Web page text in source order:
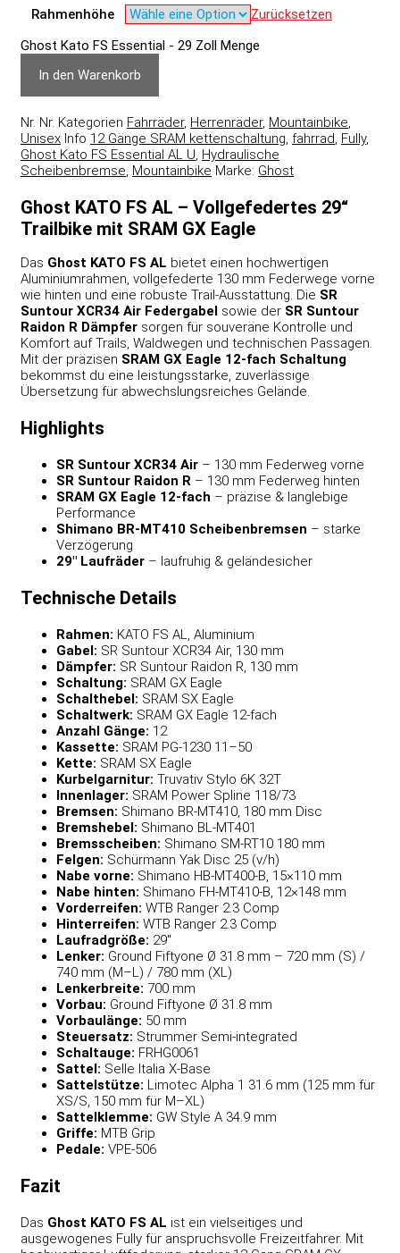
Rahmenhöhe
Zurücksetzen
Ghost Kato FS Essential - 29 Zoll Menge
In den Warenkorb
Nr. Nr. Kategorien Fahrräder, Herrenräder, Mountainbike,
Unisex Info 12 Gänge SRAM kettenschaltung, fahrrad, Fully,
Ghost Kato FS Essential AL U, Hydraulische
Scheibenbremse, Mountainbike Marke: Ghost
Ghost KATO FS AL – Vollgefedertes 29“
Trailbike mit SRAM GX Eagle
Das Ghost KATO FS AL bietet einen hochwertigen
Aluminiumrahmen, vollgefederte 130 mm Federwege vorne
wie hinten und eine robuste Trail-Ausstattung. Die SR
Suntour XCR34 Air Federgabel sowie der SR Suntour
Raidon R Dämpfer sorgen für souveräne Kontrolle und
Komfort auf Trails, Waldwegen und technischen Passagen.
Mit der präzisen SRAM GX Eagle 12-fach Schaltung
bekommst du eine leistungsstarke, zuverlässige
Übersetzung für abwechslungsreiches Gelände.
Highlights
SR Suntour XCR34 Air – 130 mm Federweg vorne
SR Suntour Raidon R – 130 mm Federweg hinten
SRAM GX Eagle 12-fach – präzise & langlebige
Performance
Shimano BR-MT410 Scheibenbremsen – starke
Verzögerung
29″ Laufräder – laufruhig & geländesicher
Technische Details
Rahmen: KATO FS AL, Aluminium
Gabel: SR Suntour XCR34 Air, 130 mm
Dämpfer: SR Suntour Raidon R, 130 mm
Schaltung: SRAM GX Eagle
Schalthebel: SRAM SX Eagle
Schaltwerk: SRAM GX Eagle 12-fach
Anzahl Gänge: 12
Kassette: SRAM PG-1230 11–50
Kette: SRAM SX Eagle
Kurbelgarnitur: Truvativ Stylo 6K 32T
Innenlager: SRAM Power Spline 118/73
Bremsen: Shimano BR-MT410, 180 mm Disc
Bremshebel: Shimano BL-MT401
Bremsscheiben: Shimano SM-RT10 180 mm
Felgen: Schürmann Yak Disc 25 (v/h)
Nabe vorne: Shimano HB-MT400-B, 15×110 mm
Nabe hinten: Shimano FH-MT410-B, 12×148 mm
Vorderreifen: WTB Ranger 2.3 Comp
Hinterreifen: WTB Ranger 2.3 Comp
Laufradgröße: 29″
Lenker: Ground Fiftyone Ø 31.8 mm – 720 mm (S) /
740 mm (M–L) / 780 mm (XL)
Lenkerbreite: 700 mm
Vorbau: Ground Fiftyone Ø 31.8 mm
Vorbaulänge: 50 mm
Steuersatz: Strummer Semi-integrated
Schaltauge: FRHG0061
Sattel: Selle Italia X-Base
Sattelstütze: Limotec Alpha 1 31.6 mm (125 mm für
XS/S, 150 mm für M–XL)
Sattelklemme: GW Style A 34.9 mm
Griffe: MTB Grip
Pedale: VPE-506
Fazit
Das Ghost KATO FS AL ist ein vielseitiges und
ausgewogenes Fully für anspruchsvolle Freizeitfahrer. Mit